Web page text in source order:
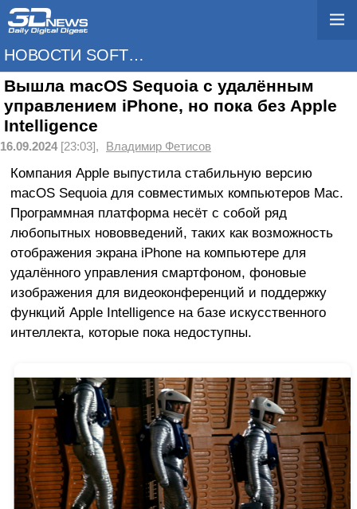
НОВОСТИ SOFTWARE
Вышла macOS Sequoia с удалённым
управлением iPhone, но пока без Apple
Intelligence
16.09.2024[23:03], Владимир Фетисов
Компания Apple выпустила стабильную версию
macOS Sequoia для совместимых компьютеров Mac.
Программная платформа несёт с собой ряд
любопытных нововведений, таких как возможность
отображения экрана iPhone на компьютере для
удалённого управления смартфоном, фоновые
изображения для видеоконференций и поддержку
функций Apple Intelligence на базе искусственного
интеллекта, которые пока недоступны.